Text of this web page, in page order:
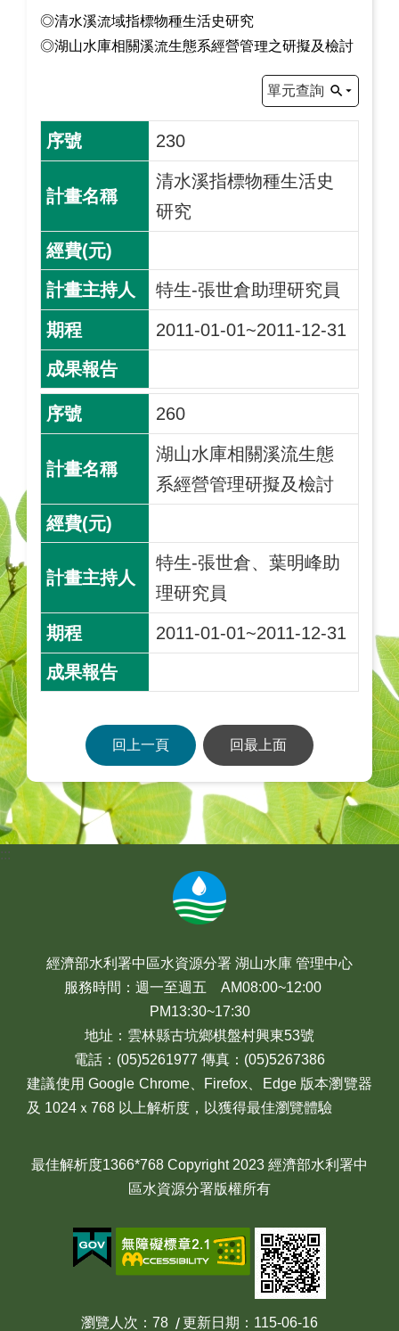
◎清水溪流域指標物種生活史研究
◎湖山水庫相關溪流生態系經營管理之研擬及檢討
單元查詢
230
清水溪指標物種生活史
研究
特生-張世倉助理研究員
2011-01-01~2011-12-31
260
湖山水庫相關溪流生態
系經營管理研擬及檢討
特生-張世倉、葉明峰助
理研究員
2011-01-01~2011-12-31
回上一頁 回最上面
:::
經濟部水利署中區水資源分署 湖山水庫 管理中心
服務時間：週一至週五 AM08:00~12:00
PM13:30~17:30
地址：雲林縣古坑鄉棋盤村興東53號
電話：(05)5261977 傳真：(05)5267386
建議使用 Google Chrome、Firefox、Edge 版本瀏覽器
及 1024ｘ768 以上解析度，以獲得最佳瀏覽體驗
最佳解析度1366*768 Copyright 2023 經濟部水利署中
區水資源分署版權所有
瀏覽人次 78 更新日期 115-06-16